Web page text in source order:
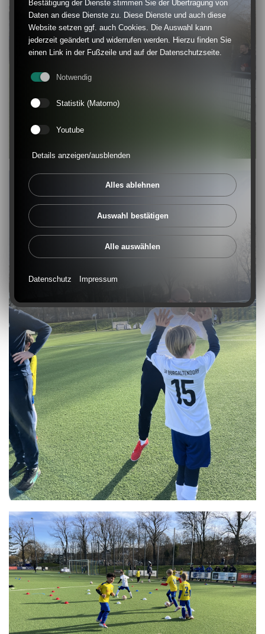
Bestätigung der Dienste stimmen Sie der Übertragung von
Daten an diese Dienste zu. Diese Dienste und auch diese
Website setzen ggf. auch Cookies. Die Auswahl kann
jederzeit geändert und widerrufen werden. Hierzu finden Sie
einen Link in der Fußzeile und auf der Datenschutzseite.
Notwendig
Statistik (Matomo)
Youtube
Details anzeigen/ausblenden
Alles ablehnen
Auswahl bestätigen
Alle auswählen
Datenschutz Impressum